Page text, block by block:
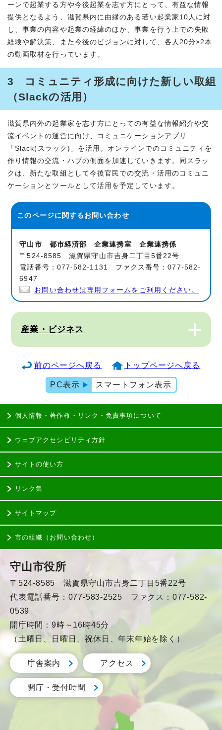
ーンで起業する方や今後起業を志す方にとって、有益な情報
提供となるよう、滋賀県内に由縁のある若い起業家10人に対
し、事業の内容や起業の経緯のほか、事業を行う上での失敗
経験や解決策、また今後のビジョンに対して、各人20分×2本
の動画取材を行っています。
3 コミュニティ形成に向けた新しい取組
（Slackの活用）
滋賀県内外の起業家を志す方にとっての有益な情報紹介や交
流イベントの運営に向け、コミュニケーションアプリ
「Slack(スラック)」を活用。オンラインでのコミュニティを
作り情報の交流・ハブの側面を加速していきます。同スラッ
クは、新たな取組として今後官民での交流・活用のコミュニ
ケーションとツールとして活用を予定しています。
このページに関するお問い合わせ
守山市 都市経済部 企業連携室 企業連携係
〒524-8585 滋賀県守山市吉身二丁目5番22号
電話番号：077-582-1131 ファクス番号：077-582-
6947
お問い合わせは専用フォームをご利用ください。
産業・ビジネス
前のページへ戻る トップページへ戻る
PC表示 スマートフォン表示
個人情報・著作権・リンク・免責事項について
ウェブアクセシビリティ方針
サイトの使い方
リンク集
サイトマップ
市の組織（お問い合わせ）
守山市役所
〒524-8585 滋賀県守山市吉身二丁目5番22号
代表電話番号：077-583-2525 ファクス：077-582-
0539
開庁時間：9時～16時45分
（土曜日、日曜日、祝休日、年末年始を除く）
庁舎案内 アクセス
開庁・受付時間